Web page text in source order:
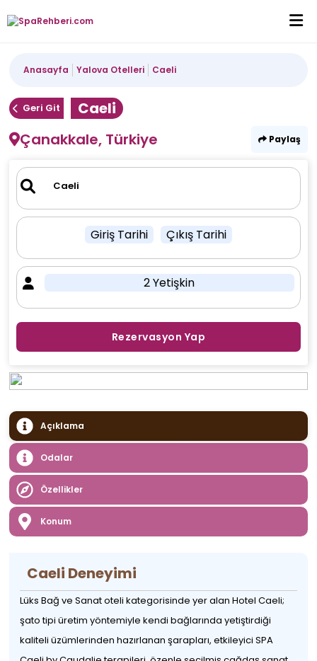
Anasayfa Yalova Otelleri Caeli
Geri Git
Caeli
Çanakkale, Türkiye
Paylaş
Giriş Tarihi Çıkış Tarihi
2 Yetişkin
Rezervasyon Yap
Açıklama
Odalar
Özellikler
Konum
Caeli Deneyimi
Lüks Bağ ve Sanat oteli kategorisinde yer alan Hotel Caeli;
şato tipi üretim yöntemiyle kendi bağlarında yetiştirdiği
kaliteli üzümlerinden hazırlanan şarapları, etkileyici SPA